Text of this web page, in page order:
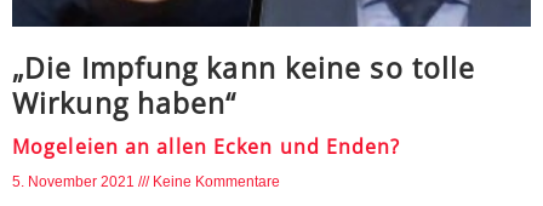
„Die Impfung kann keine so tolle
Wirkung haben“
Mogeleien an allen Ecken und Enden?
5. November 2021 Keine Kommentare